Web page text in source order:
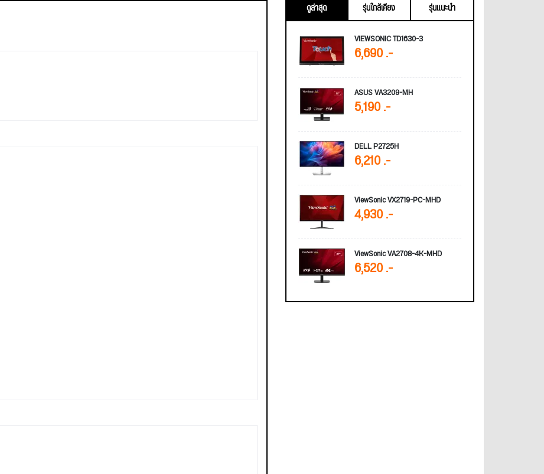
ดูล่าสุด รุ่นใกล้เคียง
รุ่นแนะนำ
VIEWSONIC TD1630-3
6,690 .-
ASUS VA3209-MH
5,190 .-
DELL P2725H
6,210 .-
ViewSonic VX2719-PC-MHD
4,930 .-
ViewSonic VA2708-4K-MHD
6,520 .-